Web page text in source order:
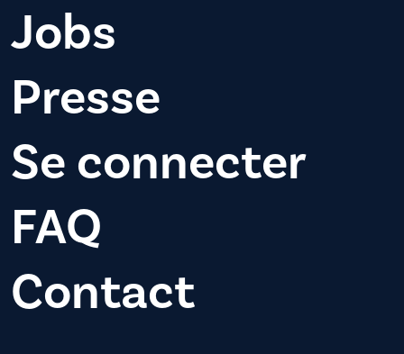
Jobs
Presse
Se connecter
FAQ
Contact